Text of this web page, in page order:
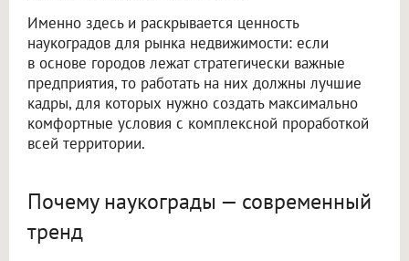
Именно здесь и раскрывается ценность
наукоградов для рынка недвижимости: если
в основе городов лежат стратегически важные
предприятия, то работать на них должны лучшие
кадры, для которых нужно создать максимально
комфортные условия с комплексной проработкой
всей территории.
Почему наукограды — современный
тренд